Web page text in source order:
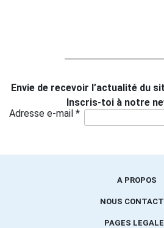
Envie de recevoir l’actualité du
Inscris-toi à notre
Adresse e-mail *
A PROPOS
NOUS
PAGES